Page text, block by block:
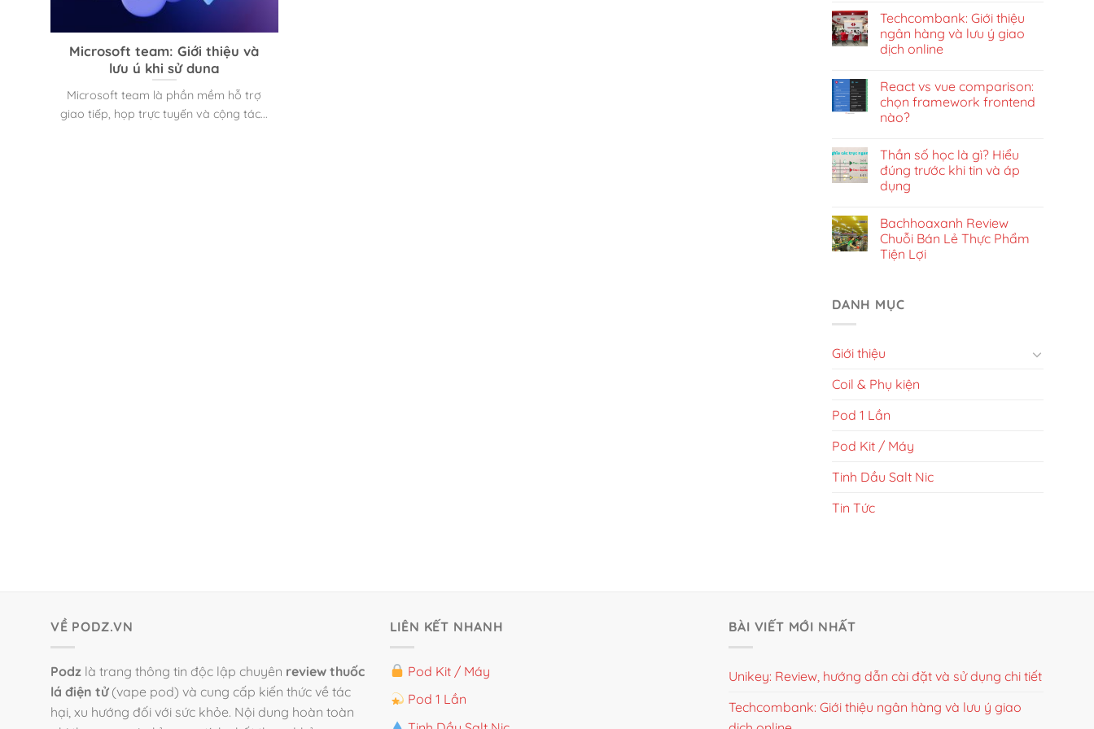
Microsoft team: Giới thiệu và
lưu ý khi sử dụng
Microsoft team là phần mềm hỗ trợ
giao tiếp, họp trực tuyến và cộng tác...
Techcombank: Giới thiệu
ngân hàng và lưu ý giao
dịch online
React vs vue comparison:
chọn framework frontend
nào?
Thần số học là gì? Hiểu
đúng trước khi tin và áp
dụng
Bachhoaxanh Review
Chuỗi Bán Lẻ Thực Phẩm
Tiện Lợi
DANH MỤC
Giới thiệu
Coil & Phụ kiện
Pod 1 Lần
Pod Kit / Máy
Tinh Dầu Salt Nic
Tin Tức
VỀ PODZ.VN
Podz là trang thông tin độc lập chuyên review thuốc
lá điện tử(vape pod) và cung cấp kiến thức về tác
hại, xu hướng đối với sức khỏe. Nội dung hoàn toàn
LIÊN KẾT NHANH
Pod Kit / Máy
Pod 1 Lần
BÀI VIẾT MỚI NHẤT
Unikey: Review, hướng dẫn cài đặt và sử dụng chi tiết
Techcombank: Giới thiệu ngân hàng và lưu ý giao